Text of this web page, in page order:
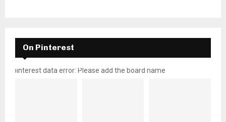
On Pinterest
pinterest data error: Please add the board name